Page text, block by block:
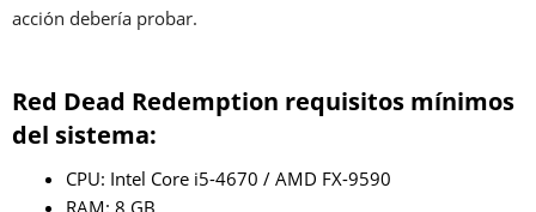
acción debería probar.
Red Dead Redemption requisitos mínimos
del sistema:
CPU: Intel Core i5-4670 / AMD FX-9590